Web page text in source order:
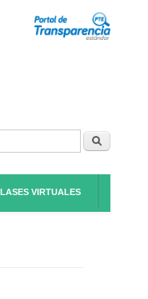
Formulario de
VIRTUALES